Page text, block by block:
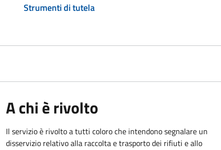
Strumenti di tutela
A chi è rivolto
Il servizio è rivolto a tutti coloro che intendono segnalare un
disservizio relativo alla raccolta e trasporto dei rifiuti e allo